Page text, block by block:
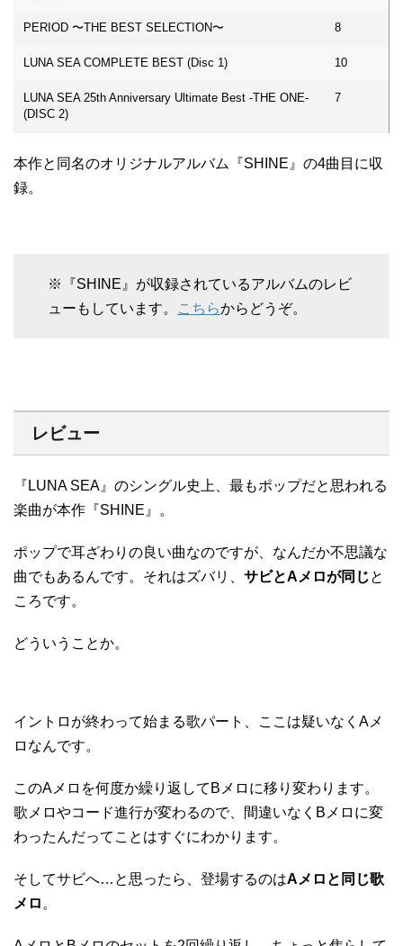
PERIOD 〜THE BEST SELECTION〜 8
LUNA SEA COMPLETE BEST (Disc 1) 10
LUNA SEA 25th Anniversary Ultimate Best -THE ONE-
(DISC 2)
7
本作と同名のオリジナルアルバム『SHINE』の4曲目に収
録。
※『SHINE』が収録されているアルバムのレビ
ューもしています。
こちらからどうぞ。
レビュー
『LUNA SEA』のシングル史上、最もポップだと思われる
楽曲が本作『SHINE』。
ポップで耳ざわりの良い曲なのですが、なんだか不思議な
曲でもあるんです。それはズバリ、 サビとAメロが同じと
ころです。
どういうことか。
イントロが終わって始まる歌パート、ここは疑いなくAメ
ロなんです。
このAメロを何度か繰り返してBメロに移り変わります。
歌メロやコード進行が変わるので、間違いなくBメロに変
わったんだってことはすぐにわかります。
そしてサビへ…と思ったら、登場するのはAメロと同じ歌
メロ 。